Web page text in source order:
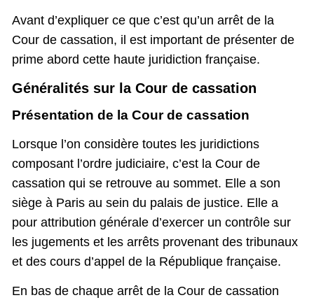
Avant d’expliquer ce que c’est qu’un arrêt de la
Cour de cassation, il est important de présenter de
prime abord cette haute juridiction française.
Généralités sur la Cour de cassation
Présentation de la Cour de cassation
Lorsque l’on considère toutes les juridictions
composant l’ordre judiciaire, c’est la Cour de
cassation qui se retrouve au sommet. Elle a son
siège à Paris au sein du palais de justice. Elle a
pour attribution générale d’exercer un contrôle sur
les jugements et les arrêts provenant des tribunaux
et des cours d’appel de la République française.
En bas de chaque arrêt de la Cour de cassation